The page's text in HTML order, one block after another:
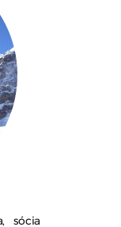
sócia